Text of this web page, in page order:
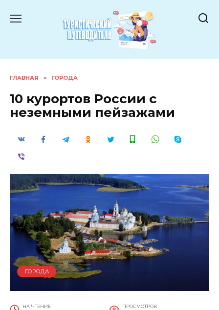
ГЛАВНАЯ » ГОРОДА
10 курортов России с
неземными пейзажами
ГОРОДА
НА ЧТЕНИЕ ПРОСМОТРОВ